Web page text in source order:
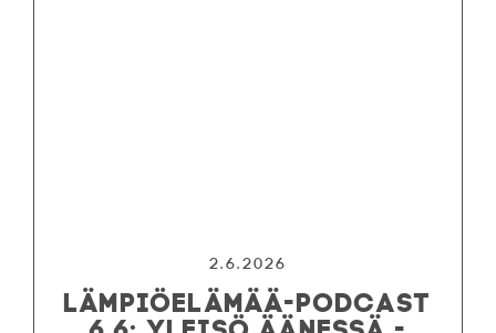
2.6.2026
LÄMPIÖELÄMÄÄ-PODCAST
6.6: YLEISÖ ÄÄNESSÄ -